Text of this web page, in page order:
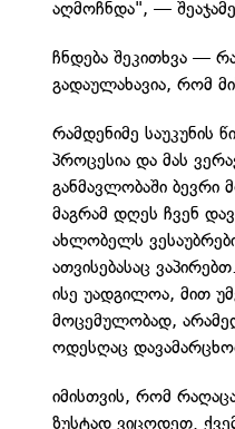
აღმოჩნდა", —
ჩნდება შეკითხვა —
გადაულახავია, რომ
რამდენიმე საუკუნის
პროცესია და მას
განმავლობაში
მაგრამ დღეს ჩვენ
ახლობელს
ათვისებასაც
ისე უადგილოა, მით
მოცემულობად,
ოდესღაც
იმისთვის, რომ
ზუსტად ვიცოდეთ.